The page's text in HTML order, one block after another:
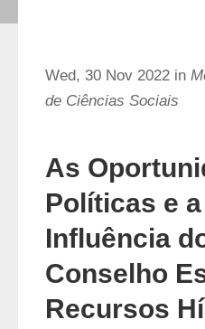
Wed, 30 Nov 2022 in
de Ciências Sociais
As
Políticas e a
Influência
Conselho
Recursos